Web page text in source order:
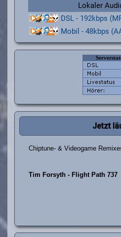
Lokaler
DSL - 192kbps
Mobil - 48kbps
Jetzt